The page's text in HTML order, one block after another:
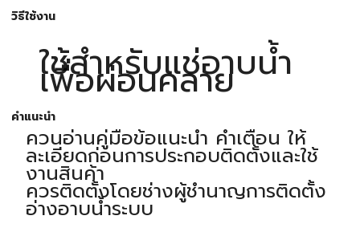
วิธีใช้งาน
ใช้สำหรับแช่อาบน้ำ
เพื่อผ่อนคลาย
คำแนะนำ
ควนอ่านคู่มือข้อแนะนำ คำเตือน ให้
ละเอียดก่อนการประกอบติดตั้งและใช้
งานสินค้า
ควรติดตั้งโดยช่างผู้ชำนาญการติดตั้ง
อ่างอาบน้ำระบบ